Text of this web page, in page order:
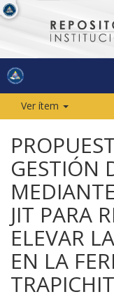
Ver ítem
GESTIÓN
JIT PARA
ELEVAR
EN LA